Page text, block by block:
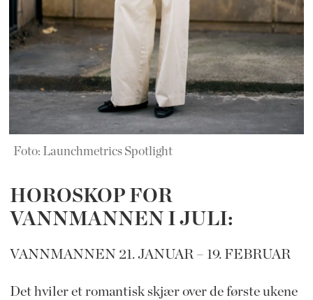
Foto: Launchmetrics Spotlight
HOROSKOP FOR
VANNMANNEN I JULI:
VANNMANNEN 21. JANUAR – 19. FEBRUAR
Det hviler et romantisk skjær over de første ukene